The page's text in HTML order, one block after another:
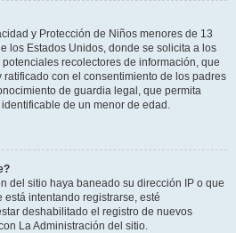
y Protección de Niños menores de 13
los Estados Unidos, donde se solicita a los
recolectores de información, que
con el consentimiento de los padres
de guardia legal, que permita
de un menor de edad.
del sitio haya baneado su dirección IP o que
intentando registrarse, esté
deshabilitado el registro de nuevos
La Administración del sitio.